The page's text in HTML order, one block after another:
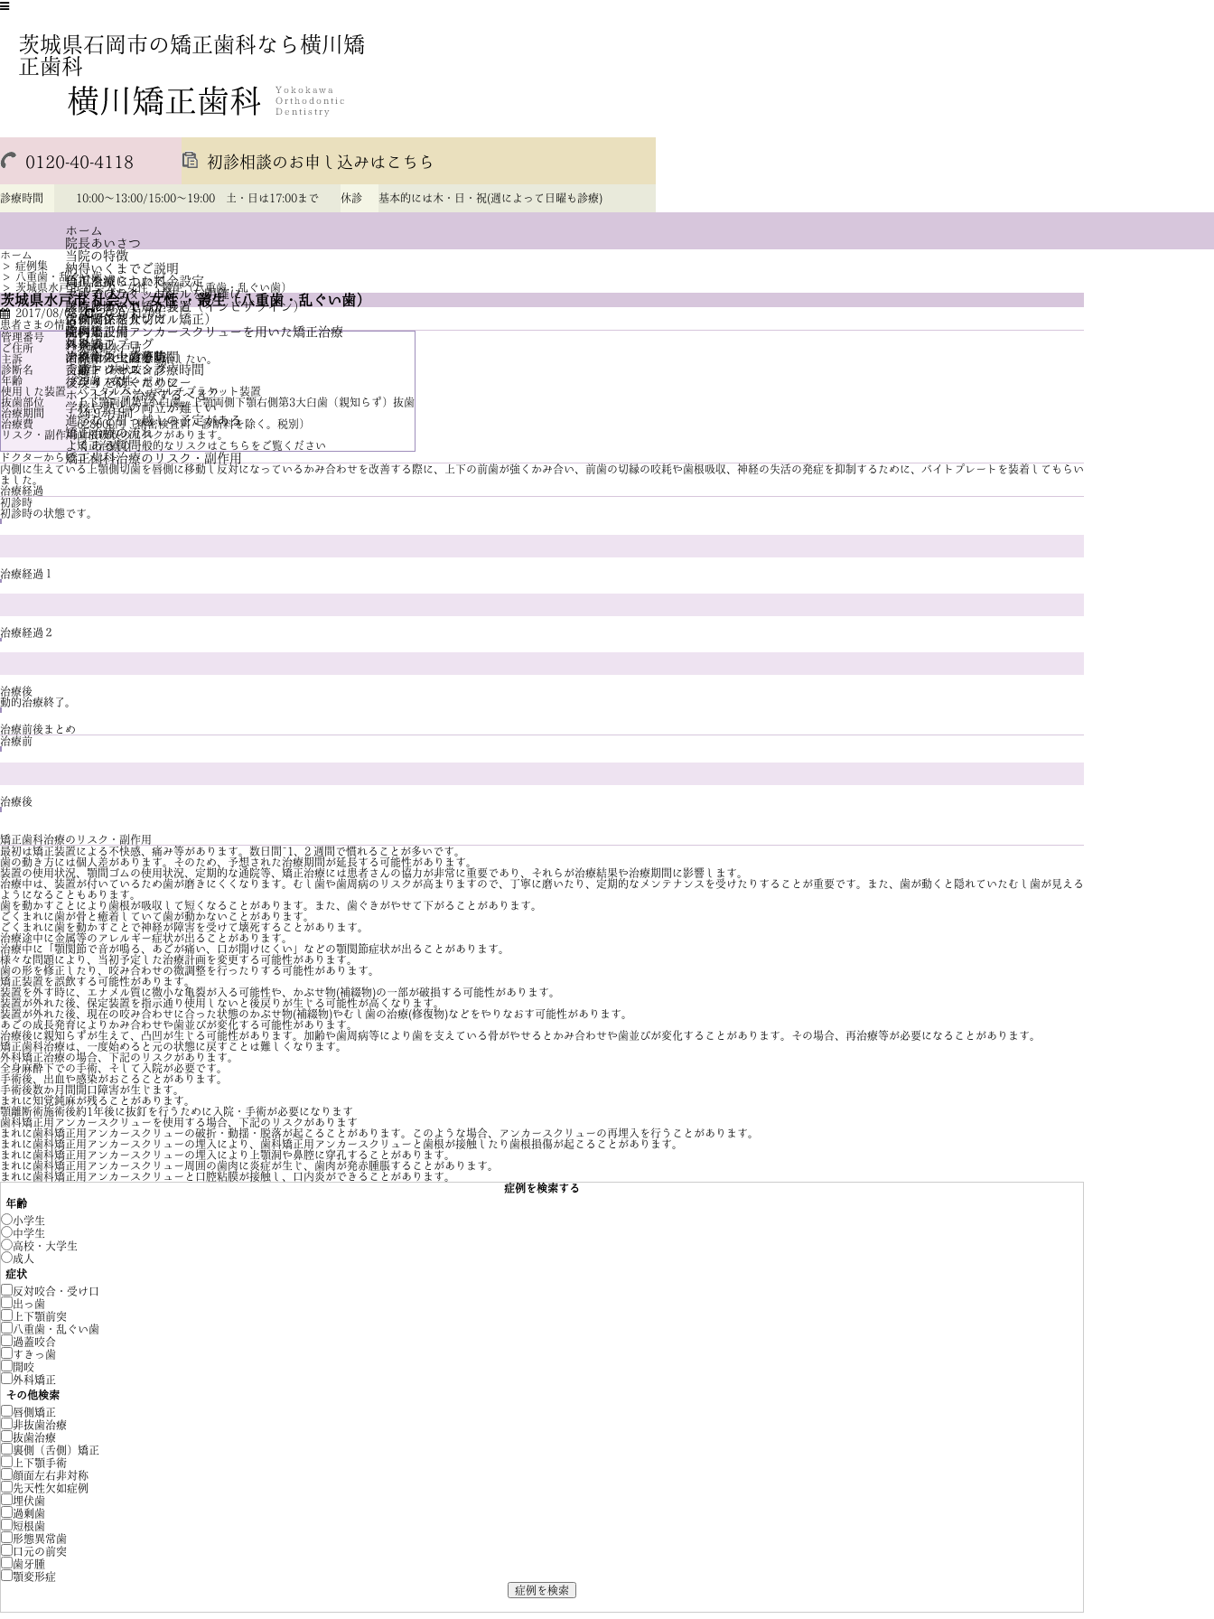
茨城県石岡市の矯正歯科なら横川矯
正歯科
0120-40-4118 初診相談のお申し込みはこちら
診療時間 10:00～13:00/15:00～19:00 土・日は17:00まで 休診 基本的には木・日・祝(週によって日曜も診療)
ホーム
院長あいさつ
当院の特徴
納得いくまでご説明
負担を減らした料金設定
手段ではなく、ゴールを明確に
診査診断をしっかりと
信頼関係を大切に
矯正治療について
マルチブラケット法
アライナー型矯正装置（インビザライン）
舌側矯正（リンガル矯正）
歯科矯正用アンカースクリューを用いた矯正治療
外科矯正
治療中の虫歯予防
舌癖トレーニング
後戻りを防ぐために
ホントに 今治療するべき？
学校や塾との両立が難しい
進学など引っ越しの予定がある
矯正治療の流れ
よくある質問
矯正歯科治療のリスク・副作用
医院について
スタッフ紹介
院内と設備
スタッフブログ
歯科衛生士の募集
交通アクセス・診療時間
プライバシーポリシー
症例集
料金表
アクセス・診療時間
ホーム
> 症例集
>
八重歯・乱ぐい歯
> 茨城県水戸市 社会人、女性 ・叢生（八重歯・乱ぐい歯）
茨城県水戸市 社会人、女性 ・叢生（八重歯・乱ぐい歯）
2017/08/08
2020/11/09
患者さまの情報
管理番号
77
ご住所
茨城県水戸市
主訴
前歯のでこぼこを治したい。
診断名
叢生 鋏状咬合
年齢
29歳 女性
使用した装置
パラタルバー、マルチブラケット装置
抜歯部位
上下顎両側第1小臼歯、上顎両側下顎右側第3大臼歯（親知らず）抜歯
治療期間
2年9か月間
治療費
628000円（精密検査料・診断料を除く。税別）
リスク・副作用歯根吸収のリスクがあります。
矯正治療の一般的なリスクは こちら をご覧ください
ドクターからのコメント
内側に生えている上顎側切歯を唇側に移動し反対になっているかみ合わせを改善する際に、上下の前歯が強くかみ合い、前歯の切縁の咬耗や歯根吸収、神経の失活の発症を抑制するために、バイトプレートを装着してもらい
ました。
治療経過
初診時
初診時の状態です。
治療経過１
治療経過２
治療後
動的治療終了。
治療前後まとめ
治療前
治療後
矯正歯科治療のリスク・副作用
最初は矯正装置による不快感、痛み等があります。数日間~1、2 週間で慣れることが多いです。
歯の動き方には個人差があります。そのため、予想された治療期間が延長する可能性があります。
装置の使用状況、顎間ゴムの使用状況、定期的な通院等、矯正治療には患者さんの協力が非常に重要であり、それらが治療結果や治療期間に影響します。
治療中は、装置が付いているため歯が磨きにくくなります。むし歯や歯周病のリスクが高まりますので、丁寧に磨いたり、定期的なメンテナンスを受けたりすることが重要です。また、歯が動くと隠れていたむし歯が見える
ようになることもあります。
歯を動かすことにより歯根が吸収して短くなることがあります。また、歯ぐきがやせて下がることがあります。
ごくまれに歯が骨と癒着していて歯が動かないことがあります。
ごくまれに歯を動かすことで神経が障害を受けて壊死することがあります。
治療途中に金属等のアレルギー症状が出ることがあります。
治療中に「顎関節で音が鳴る、あごが痛い、口が開けにくい」などの顎関節症状が出ることがあります。
様々な問題により、当初予定した治療計画を変更する可能性があります。
歯の形を修正したり、咬み合わせの微調整を行ったりする可能性があります。
矯正装置を誤飲する可能性があります。
装置を外す時に、エナメル質に微小な亀裂が入る可能性や、かぶせ物(補綴物)の一部が破損する可能性があります。
装置が外れた後、保定装置を指示通り使用しないと後戻りが生じる可能性が高くなります。
装置が外れた後、現在の咬み合わせに合った状態のかぶせ物(補綴物)やむし歯の治療(修復物)などをやりなおす可能性があります。
あごの成長発育によりかみ合わせや歯並びが変化する可能性があります。
治療後に親知らずが生えて、凸凹が生じる可能性があります。加齢や歯周病等により歯を支えている骨がやせるとかみ合わせや歯並びが変化することがあります。その場合、再治療等が必要になることがあります。
矯正歯科治療は、一度始めると元の状態に戻すことは難しくなります。
外科矯正治療の場合、下記のリスクがあります。
全身麻酔下での手術、そして入院が必要です。
手術後、出血や感染がおこることがあります。
手術後数か月間開口障害が生じます。
まれに知覚鈍麻が残ることがあります。
顎離断術施術後約1年後に抜釘を行うために入院・手術が必要になります
歯科矯正用アンカースクリューを使用する場合、下記のリスクがあります
まれに歯科矯正用アンカースクリューの破折・動揺・脱落が起こることがあります。このような場合、アンカースクリューの再埋入を行うことがあります。
まれに歯科矯正用アンカースクリューの埋入により、歯科矯正用アンカースクリューと歯根が接触したり歯根損傷が起こることがあります。
まれに歯科矯正用アンカースクリューの埋入により上顎洞や鼻腔に穿孔することがあります。
まれに歯科矯正用アンカースクリュー周囲の歯肉に炎症が生じ、歯肉が発赤腫脹することがあります。
まれに歯科矯正用アンカースクリューと口腔粘膜が接触し、口内炎ができることがあります。
症例を検索する
年齢
小学生
中学生
高校・大学生
成人
症状
反対咬合・受け口
出っ歯
上下顎前突
八重歯・乱ぐい歯
過蓋咬合
すきっ歯
開咬
外科矯正
その他検索
唇側矯正
非抜歯治療
抜歯治療
裏側（舌側）矯正
上下顎手術
顔面左右非対称
先天性欠如症例
埋伏歯
過剰歯
短根歯
形態異常歯
口元の前突
歯牙腫
顎変形症